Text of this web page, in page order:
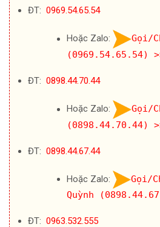
ĐT: 0969.54.65.54
Hoặc Zalo:
Gọi/
(0969.54.65.54)
ĐT: 0898.44.70.44
Hoặc Zalo:
Gọi/
(0898.44.70.44)
ĐT: 0898.44.67.44
Hoặc Zalo:
Gọi/
Quỳnh
ĐT: 0963.532.555